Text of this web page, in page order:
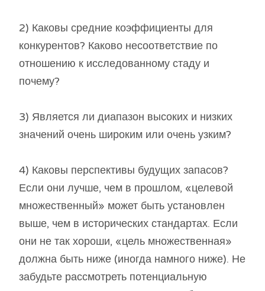
2) Каковы средние коэффициенты для
конкурентов? Каково несоответствие по
отношению к исследованному стаду и
почему?
3) Является ли диапазон высоких и низких
значений очень широким или очень узким?
4) Каковы перспективы будущих запасов?
Если они лучше, чем в прошлом, «целевой
множественный» может быть установлен
выше, чем в исторических стандартах. Если
они не так хороши, «цель множественная»
должна быть ниже (иногда намного ниже). Не
забудьте рассмотреть потенциальную